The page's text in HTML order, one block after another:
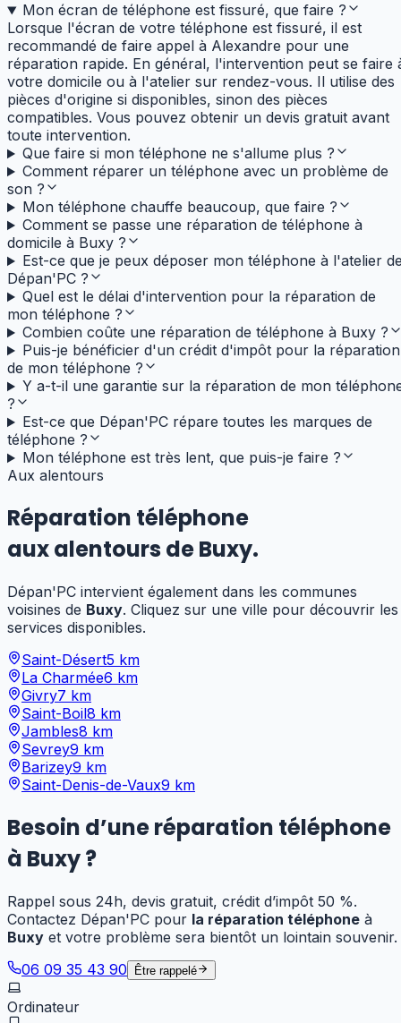
Mon écran de téléphone est fissuré, que faire ?
Lorsque l'écran de votre téléphone est fissuré, il est
recommandé de faire appel à Alexandre pour une
réparation rapide. En général, l'intervention peut se faire
votre domicile ou à l'atelier sur rendez-vous. Il utilise des
pièces d'origine si disponibles, sinon des pièces
compatibles. Vous pouvez obtenir un devis gratuit avant
toute intervention.
Que faire si mon téléphone ne s'allume plus ?
Comment réparer un téléphone avec un problème de
son ?
Mon téléphone chauffe beaucoup, que faire ?
Comment se passe une réparation de téléphone à
domicile à Buxy ?
Est-ce que je peux déposer mon téléphone à l'atelier
Dépan'PC ?
Quel est le délai d'intervention pour la réparation de
mon téléphone ?
Combien coûte une réparation de téléphone à Buxy ?
Puis-je bénéficier d'un crédit d'impôt pour la réparation
de mon téléphone ?
Y a-t-il une garantie sur la réparation de mon
?
Est-ce que Dépan'PC répare toutes les marques de
téléphone ?
Mon téléphone est très lent, que puis-je faire ?
Aux alentours
Réparation téléphone
aux alentours deBuxy.
Dépan'PC intervient également dans les communes
voisines de Buxy. Cliquez sur une ville pour découvrir les
services disponibles.
Saint-Désert5 km
La Charmée6 km
Givry7 km
Saint-Boil8 km
Jambles8 km
Sevrey9 km
Barizey9 km
Saint-Denis-de-Vaux9 km
Besoin d’une réparation téléphone
à Buxy?
Rappel sous 24h, devis gratuit, crédit d’impôt 50 %.
Contactez Dépan'PC pour la réparation téléphone à
Buxy et votre problème sera bientôt un lointain souvenir.
06 09 35 43 90
Être rappelé
Ordinateur